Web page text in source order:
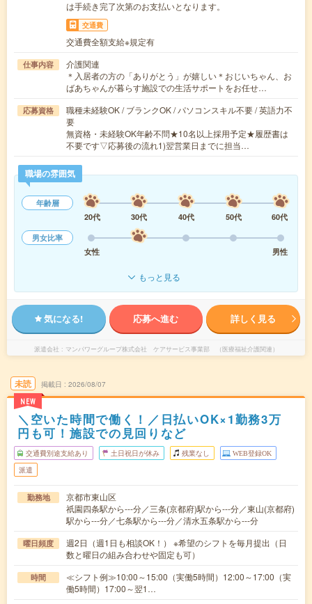
は手続き完了次第のお支払いとなります。
交通費
交通費全額支給※規定有
仕事内容
介護関連
＊入居者の方の「ありがとう」が嬉しい＊おじいちゃん、お
ばあちゃんが暮らす施設での生活サポートをお任せ…
応募資格
職種未経験OK / ブランクOK / パソコンスキル不要 / 英語力不
要
無資格・未経験OK年齢不問★10名以上採用予定★履歴書は
不要です▽応募後の流れ1)翌営業日までに担当…
職場の雰囲気
年齢層
20代
30代 40代 50代
60代
男女比率
女性
男性
もっと見る
気になる! 応募へ進む 詳しく見る
派遣会社 マンパワーグループ株式会社 ケアサービス事業部 （医療福祉介護関連）
未読
NEW
掲載日 2026/08/07
＼空いた時間で働く！／日払いOK×1勤務3万
円も可！施設での見回りなど
交通費別途支給あり 土日祝日が休み 残業なし WEB登録OK
派遣
勤務地
京都市東山区
祇園四条駅から---分／三条(京都府)駅から---分／東山(京都府)
駅から---分／七条駅から---分／清水五条駅から---分
曜日頻度
週2日（週1日も相談OK！） ※希望のシフトを毎月提出（日
数と曜日の組み合わせや固定も可）
時間
≪シフト例≫10:00～15:00（実働5時間）12:00～17:00（実
働5時間）17:00～翌1…